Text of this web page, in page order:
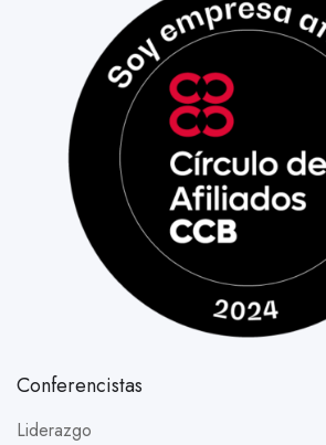
Conferencistas
Liderazgo